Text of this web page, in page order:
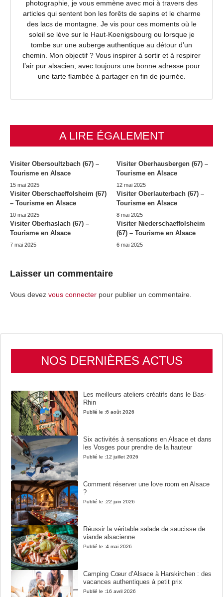
photographie, je vous emmène avec moi à travers des
articles qui sentent bon les forêts de sapins et le charme
des lacs de montagne. Je vis pour ces moments où le
soleil se lève sur le Haut-Koenigsbourg ou lorsque je
tombe sur une auberge authentique au détour d’un
chemin. Mon objectif ? Vous inspirer à sortir et à respirer
l’air pur alsacien, avec toujours une bonne adresse pour
une tarte flambée à partager en fin de journée.
A LIRE ÉGALEMENT
Visiter Obersoultzbach (67) –
Tourisme en Alsace
15 mai 2025
Visiter Oberhausbergen (67) –
Tourisme en Alsace
12 mai 2025
Visiter Oberschaeffolsheim (67)
– Tourisme en Alsace
10 mai 2025
Visiter Oberlauterbach (67) –
Tourisme en Alsace
8 mai 2025
Visiter Oberhaslach (67) –
Tourisme en Alsace
7 mai 2025
Visiter Niederschaeffolsheim
(67) – Tourisme en Alsace
6 mai 2025
Laisser un commentaire
Vous devez vous connecter pour publier un commentaire.
NOS DERNIÈRES ACTUS
Les meilleurs ateliers créatifs dans le Bas-
Rhin
Publié le :6 août 2026
Six activités à sensations en Alsace et dans
les Vosges pour prendre de la hauteur
Publié le :12 juillet 2026
Comment réserver une love room en Alsace
?
Publié le :22 juin 2026
Réussir la véritable salade de saucisse de
viande alsacienne
Publié le :4 mai 2026
Camping Cœur d’Alsace à Harskirchen : des
vacances authentiques à petit prix
Publié le :16 avril 2026